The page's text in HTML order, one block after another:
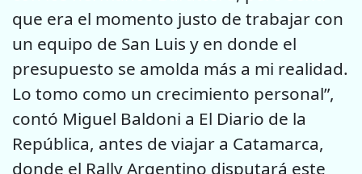
que era el momento justo de trabajar con
un equipo de San Luis y en donde el
presupuesto se amolda más a mi realidad.
Lo tomo como un crecimiento personal”,
contó Miguel Baldoni a El Diario de la
República, antes de viajar a Catamarca,
donde el Rally Argentino disputará este